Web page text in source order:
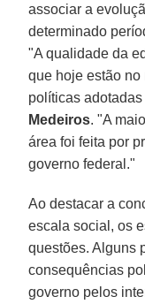
associar a
determinado
"A qualidade da
que hoje estão
políticas
Medeiros. "A
área foi feita por
governo federal."
Ao destacar a
escala social, os
questões. Alguns
consequências
governo pelos